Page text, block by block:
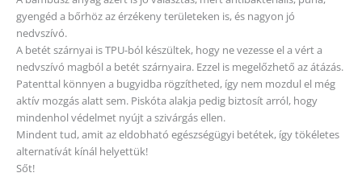
gyengéd a bőrhöz az érzékeny területeken is, és nagyon jó
nedvszívó.
A betét szárnyai is TPU-ból készültek, hogy ne vezesse el a vért a
nedvszívó magból a betét szárnyaira. Ezzel is megelőzhető az átázás.
Patenttal könnyen a bugyidba rögzítheted, így nem mozdul el még
aktív mozgás alatt sem. Piskóta alakja pedig biztosít arról, hogy
mindenhol védelmet nyújt a szivárgás ellen.
Mindent tud, amit az eldobható egészségügyi betétek, így tökéletes
alternatívát kínál helyettük!
Sőt!